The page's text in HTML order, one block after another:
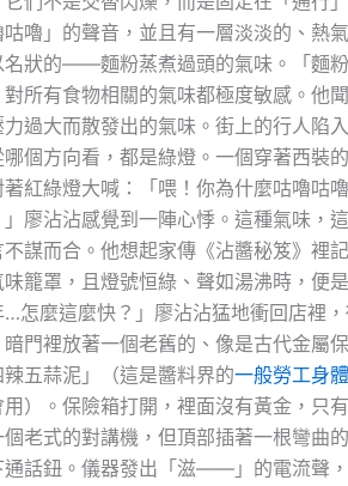
嚕」的聲音，並且有一層淡淡的、熱
名狀的——麵粉蒸煮過頭的氣味。「麵
所有食物相關的氣味都極度敏感。他
力過大而散發出的氣味。街上的行人陷
個方向看，都是綠燈。一個穿著西裝
著紅綠燈大喊：「喂！你為什麼咕嚕咕
」廖沾沾感覺到一陣心悸。這種氣味，
不謀而合。他想起家傳《沾醬秘笈》裡
籠罩，且燈號恒綠、聲如湯沸時，便
怎麼這麼快？」廖沾沾猛地衝回店裡
暗門裡放著一個老舊的、像是古代金屬
五蒜泥」（這是醬料界的一般勞工身
）。保險箱打開，裡面沒有黃金，只
老式的對講機，但頂部插著一根彎曲
通話鈕。儀器發出「滋——」的電流聲